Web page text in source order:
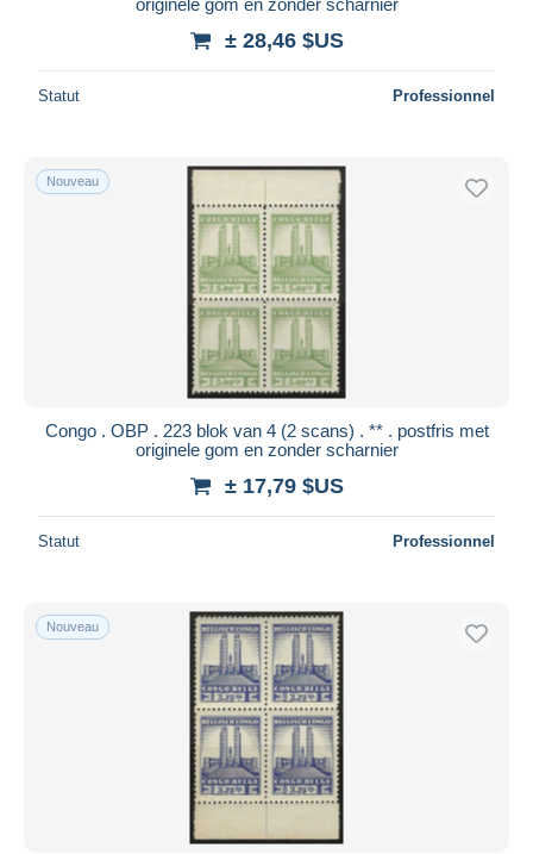
± 28,46 $US
Statut Professionnel
Nouveau
Congo . OBP . 223 blok van 4 (2 scans) . ** . postfris met
originele gom en zonder scharnier
± 17,79 $US
Statut Professionnel
Nouveau